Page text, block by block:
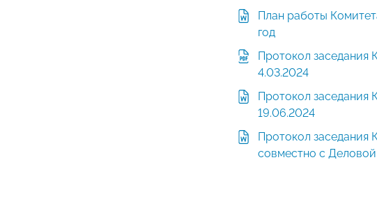
План работы
год
Протокол заседания
4.03.2024
Протокол заседания
19.06.2024
Протокол заседания
совместно с